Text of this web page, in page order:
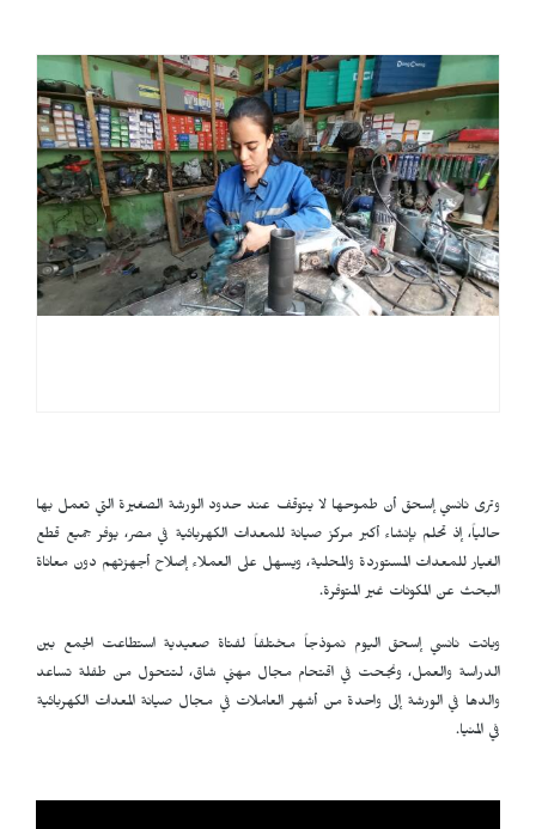
وترى نانسي إسحق أن طموحها لا يتوقف عند حدود الورشة الصغيرة التي تعمل بها
حالياً، إذ تحلم بإنشاء أكبر مركز صيانة للمعدات الكهربائية في مصر، يوفر جميع قطع
الغيار للمعدات المستوردة والمحلية، ويسهل على العملاء إصلاح أجهزتهم دون معاناة
البحث عن المكونات غير المتوفرة.
وباتت نانسي إسحق اليوم نموذجاً مختلفاً لفتاة صعيدية استطاعت الجمع بين
الدراسة والعمل، ونجحت في اقتحام مجال مهني شاق، لتتحول من طفلة تساعد
والدها في الورشة إلى واحدة من أشهر العاملات في مجال صيانة المعدات الكهربائية
في المنيا.